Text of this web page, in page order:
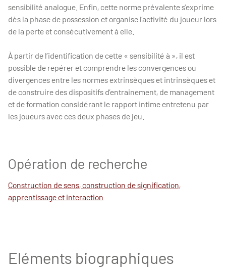
sensibilité analogue. Enfin, cette norme prévalente s’exprime
dès la phase de possession et organise l’activité du joueur lors
de la perte et consécutivement à elle.
À partir de l’identification de cette « sensibilité à », il est
possible de repérer et comprendre les convergences ou
divergences entre les normes extrinsèques et intrinsèques et
de construire des dispositifs d’entrainement, de management
et de formation considérant le rapport intime entretenu par
les joueurs avec ces deux phases de jeu.
Opération de recherche
Construction de sens, construction de signification,
apprentissage et interaction
Eléments biographiques